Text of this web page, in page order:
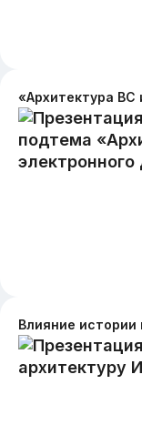
Влияние истории